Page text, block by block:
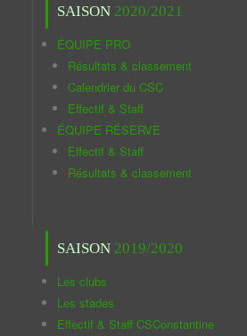
SAISON 2020/2021
ÉQUIPE PRO
Résultats & classement
Calendrier du CSC
Effectif & Staff
ÉQUIPE RÉSERVE
Effectif & Staff
Résultats & classement
SAISON 2019/2020
Les clubs
Les stades
Effectif & Staff CSConstantine